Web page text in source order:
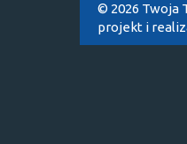
© 2026 Twoja
projekt i